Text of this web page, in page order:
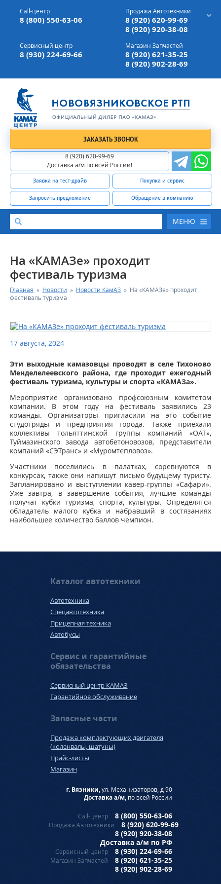
г. Вязники,ул. Механизаторов, д 90
Доставка а/м,по всей России
Call-центр
8 (800) 550-63-06
Продажа Автотехники
8 (920) 620-99-69
8 (920) 920-38-08
Сервисный центр
8 (930) 224-69-66
Магазин Запчастей
8 (920) 621-35-25
8 (920) 902-28-69
ЗАКАЗАТЬ ЗВОНОК
8 (920) 620-99-69
Доставка а/м по всей России!
Заявка на тест-драйв Покупка и сервис
Запросить предложение Обращение в компанию
МЕНЮ
КАТАЛОГ АВТОТЕХНИКИ
ЗАПАСНЫЕ ЧАСТИ
ФИНАНСОВЫЙ СЕРВИС
ФОТОГАЛЕРЕЯ
КОНТАКТНАЯ ИНФОРМАЦИЯ
На «КАМАЗе» проходит
фестиваль туризма
Главная » Новости » Новости КамАЗ » На «КАМАЗе» проходит
фестиваль туризма
17 августа, 2024
Эти выходные камазовцы проводят в селе Тихоново
Менделелеевского района, где проходит ежегодный
фестиваль туризма, культуры и спорта «КАМАЗа».
Мероприятие организовано профсоюзным комитетом
компании. В этом году на фестиваль заявились 23
команды. Организаторы пригласили на это событие
студотряды и предприятия города. Также приехали
коллективы тольяттинской группы компаний «ОАТ»,
Туймазинского завода автобетоновозов, представители
компаний «СЭТранс» и «Муромтепловоз».
Участники поселились в палатках, соревнуются в
конкурсах, также они напишут письмо будущему туристу.
Запланировано и выступлении кавер-группы «Сафари».
Уже завтра, в завершение события, лучшие команды
получат кубки туризма, спорта, культуры. Определятся
обладатель малого кубка и набравший в состязаниях
наибольшее количество баллов чемпион.
Каталог автотехники
Автотехника
Спецавтотехника
Прицепная техника
Автобусы
Сервис и гарантийные
обязательства
Сервисный центр КАМАЗ
Гарантийное обслуживание
Запасные части
Продажа комплектующих двигателя
(коленвалы, шатуны)
Прайс-листы
Магазин
г. Вязники,ул. Механизаторов, д 90
Доставка а/м, по всей России
Call-центр 8 (800) 550-63-06
Продажа Автотехники
8 (920) 620-99-69
8 (920) 920-38-08
Доставка а/м по РФ
Сервисный центр 8 (930) 224-69-66
Магазин Запчастей
8 (920) 621-35-25
8 (920) 902-28-69